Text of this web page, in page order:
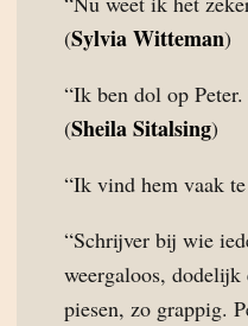
(Sylvia Witteman)
“Ik ben dol op
(Sheila Sitalsing)
“Ik vind hem vaak
“Schrijver bij wie
weergaloos,
piesen, zo grappig.